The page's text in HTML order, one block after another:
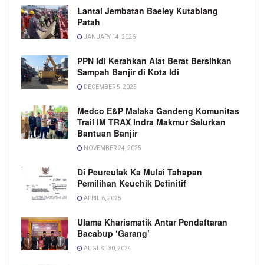
Lantai Jembatan Baeley Kutablang
Patah
JANUARY 14, 2026
PPN Idi Kerahkan Alat Berat Bersihkan
Sampah Banjir di Kota Idi
DECEMBER 5, 2025
Medco E&P Malaka Gandeng Komunitas
Trail IM TRAX Indra Makmur Salurkan
Bantuan Banjir
NOVEMBER 24, 2025
Di Peureulak Ka Mulai Tahapan
Pemilihan Keuchik Definitif
APRIL 6, 2025
Ulama Kharismatik Antar Pendaftaran
Bacabup ‘Garang’
AUGUST 30, 2024